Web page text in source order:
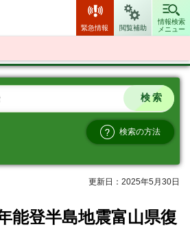
緊急情報 閲覧補助
情報検索
メニュー
検索の方法
更新日：2025年5月30日
能登半島地震富山県復